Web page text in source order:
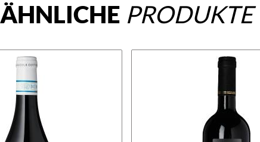
ÄHNLICHE PRODUKTE